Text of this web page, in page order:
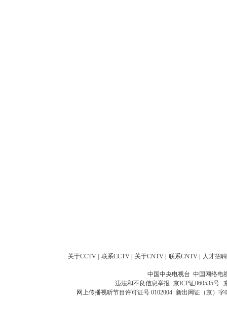
关于CCTV 联系CCTV 关于CNTV 联系CNTV 人才招聘
中国中央电视台 中国网络电
违法和不良信息举报 京ICP证060535号
网上传播视听节目许可证号 0102004 新出网证（京）